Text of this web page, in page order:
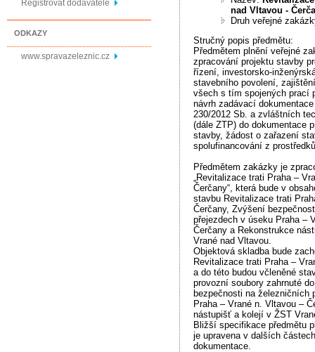
Registrovat dodavatele
ODKAZY
www.spravazeleznic.cz
nad Vltavou -
Druh veřejné
Stručný popis předmětu:
Předmětem plnění veřejné
zpracování projektu stavby
řízení, investorsko-
stavebního povolení,
všech s tím spojených prací
návrh zadávací
230/2012 Sb. a zvláštních
(dále ZTP) do dokumentace
stavby, žádost o zařazení
spolufinancování z
Předmětem zakázky je
„Revitalizace trati Praha –
Čerčany“, která bude v
stavbu Revitalizace trati
Čerčany, Zvýšení
přejezdech v úseku Praha –
Čerčany a Rekonstrukce
Vrané nad Vltavou.
Objektová skladba bude
Revitalizace trati Praha –
a do této budou včleněné
provozní soubory zahrnuté
bezpečnosti na železničních
Praha – Vrané n. Vltavou –
nástupišť a kolejí v ŽST
Bližší specifikace předmětu
je upravena v dalších
dokumentace.